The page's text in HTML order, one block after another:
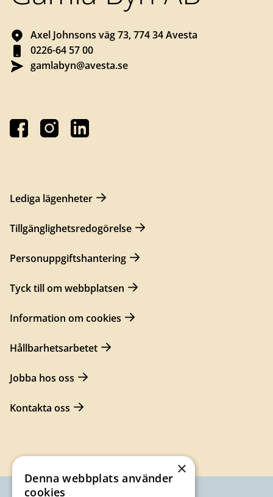
Axel Johnsons väg 73, 774 34 Avesta
0226-64 57 00
gamlabyn@avesta.se
Lediga lägenheter
Tillgänglighetsredogörelse
Personuppgiftshantering
Tyck till om webbplatsen
Information om cookies
Hållbarhetsarbetet
Jobba hos oss
Kontakta oss
×
Denna webbplats använder
cookies